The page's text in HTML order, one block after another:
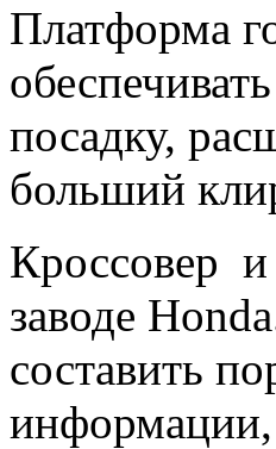
Платформа
посадку,
больший
Кроссовер и
заводе
составить
информации,